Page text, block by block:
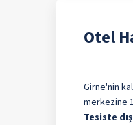
Otel
Girne'nin
merkezine
Tesiste